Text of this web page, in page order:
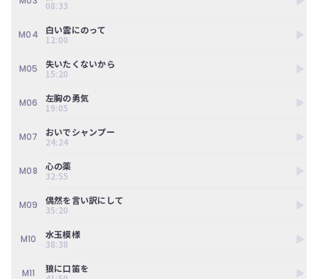
08:33
M04
白い雲にのって
12:00
M05
失いたくないから
15:20
M06
左胸の勇気
19:05
M07
おいでシャンプー
24:24
M08
心の薬
32:55
M09
偶然を言い訳にして
35:20
M10
水玉模様
38:38
M11
狼に口笛を